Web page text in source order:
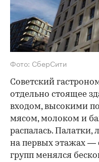
Фото: СберСити
Советский
отдельно стоящее
входом, высокими
мясом, молоком и
распалась.
на первых этажах —
групп менялся